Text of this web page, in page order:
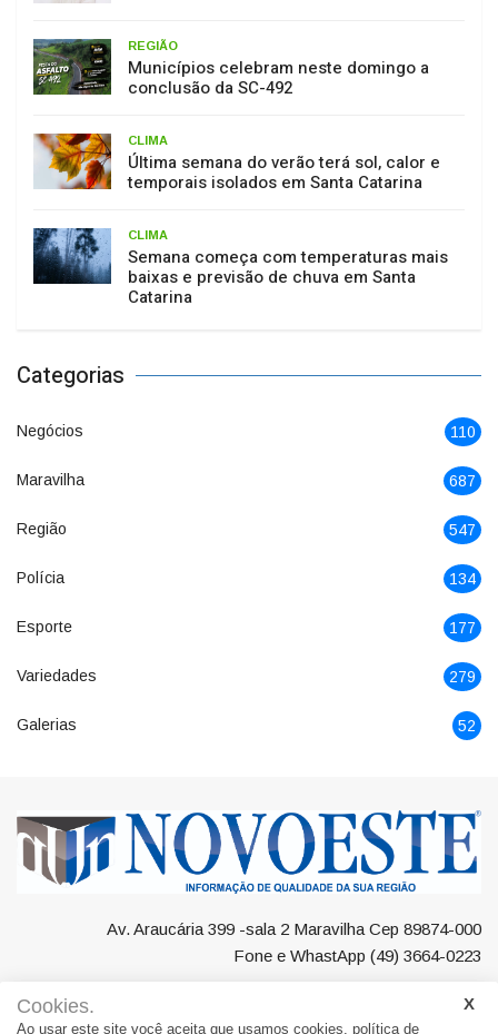
REGIÃO
Municípios celebram neste domingo a
conclusão da SC-492
CLIMA
Última semana do verão terá sol, calor e
temporais isolados em Santa Catarina
CLIMA
Semana começa com temperaturas mais
baixas e previsão de chuva em Santa
Catarina
Categorias
Negócios 110
Maravilha 687
Região 547
Polícia 134
Esporte 177
Variedades 279
Galerias 52
Av. Araucária 399 -sala 2 Maravilha Cep 89874-000
Fone e WhastApp (49) 3664-0223
Cookies.
Ao usar este site você aceita que usamos cookies. política de